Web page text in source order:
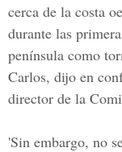
cerca de la costa
durante las
península como
Carlos, dijo en
director de la
'Sin embargo, no